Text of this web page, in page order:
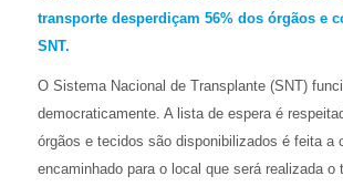
transporte desperdiçam 56% dos órgãos e
SNT.
O Sistema Nacional de Transplante (SNT)
democraticamente. A lista de espera é
órgãos e tecidos são disponibilizados é feita a
encaminhado para o local que será realizada o